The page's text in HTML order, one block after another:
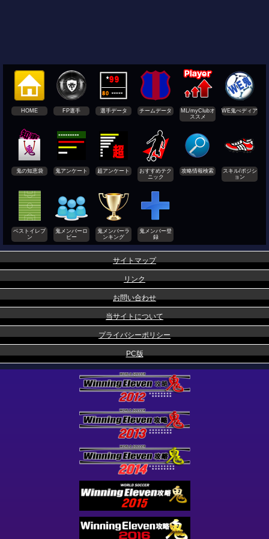
HOME FP選手 選手データ チームデータ
ML/myClubオ
ススメ
WE鬼ぺディア
鬼の知恵袋 鬼アンケート 超アンケート
おすすめテク
ニック
攻略情報検索
スキル/ポジシ
ョン
ベストイレブ
ン
鬼メンバーロ
ビー
鬼メンバーラ
ンキング
鬼メンバー登
録
サイトマップ
リンク
お問い合わせ
当サイトについて
プライバシーポリシー
PC版